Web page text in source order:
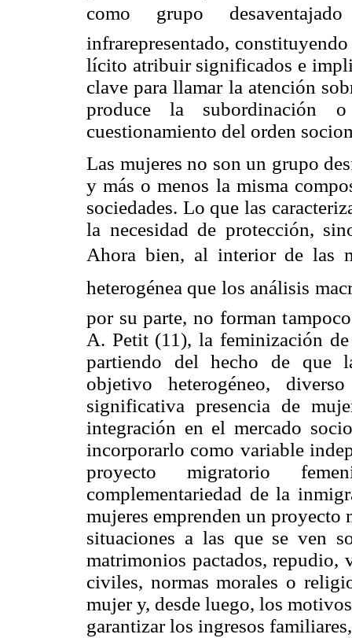
como grupo
infrarepresentado,
lícito atribuir significados e
clave para llamar la atención
produce la subordinación
cuestionamiento del orden
Las mujeres no son un grupo
y más o menos la misma
sociedades. Lo que las
la necesidad de protección,
Ahora bien, al interior de las
heterogénea que los análisis
por su parte, no forman
A. Petit (11), la feminización
partiendo del hecho de que
objetivo heterogéneo,
significativa presencia de
integración en el mercado
incorporarlo como variable
proyecto migratorio
complementariedad de la
mujeres emprenden un proyecto
situaciones a las que se ven
matrimonios pactados, repudio,
civiles, normas morales o
mujer y, desde luego, los
garantizar los ingresos